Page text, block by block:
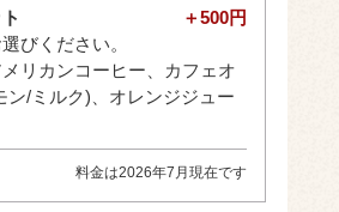
＋500円
びください。
リカンコーヒー、カフェオ
ン/ミルク)、オレンジジュー
料金は2026年7月現在です